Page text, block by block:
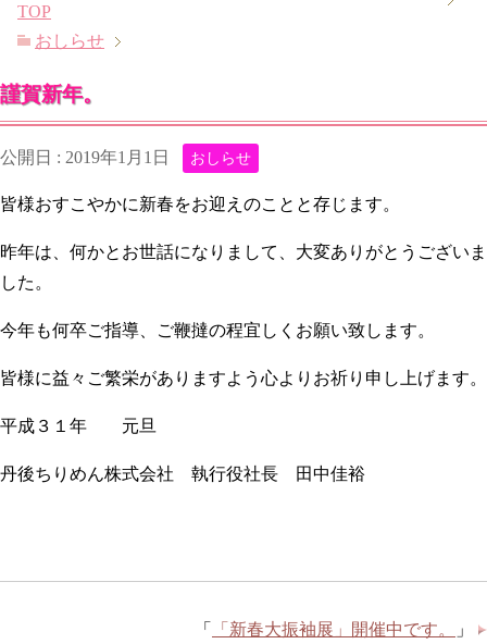
TOP
おしらせ
謹賀新年。
公開日 : 2019年1月1日 おしらせ
皆様おすこやかに新春をお迎えのことと存じます。
昨年は、何かとお世話になりまして、大変ありがとうございま
した。
今年も何卒ご指導、ご鞭撻の程宜しくお願い致します。
皆様に益々ご繁栄がありますよう心よりお祈り申し上げます。
平成３１年 元旦
丹後ちりめん株式会社 執行役社長 田中佳裕
「 「新春大振袖展」開催中です。 」